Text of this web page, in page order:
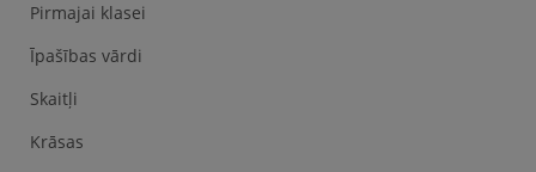
Pirmajai klasei
Īpašības vārdi
Skaitļi
Krāsas